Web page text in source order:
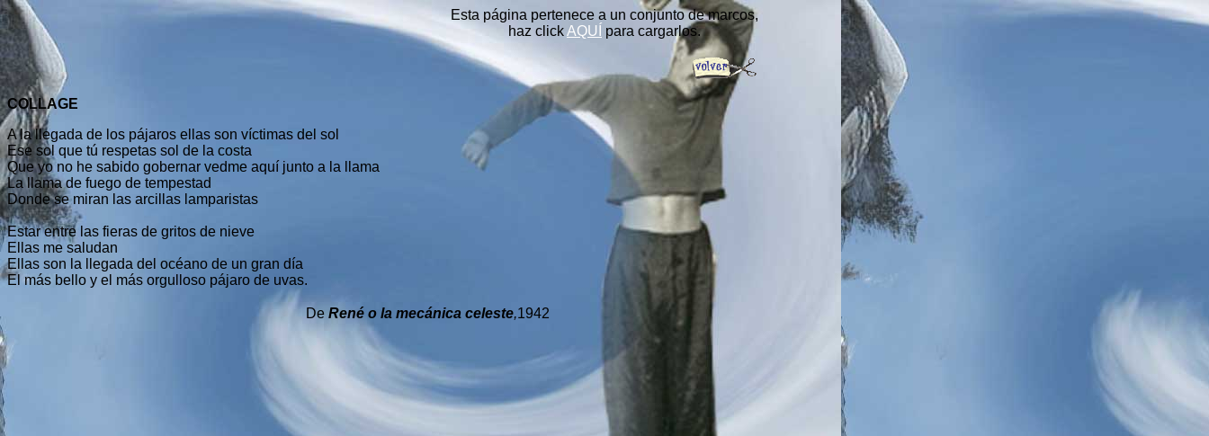
Esta página pertenece a un conjunto de marcos,
haz clickAQUÍ para cargarlos.
COLLAGE
A la llegada de los pájaros ellas son víctimas del sol
Ese sol que tú respetas sol de la costa
Que yo no he sabido gobernar vedme aquí junto a la llama
La llama de fuego de tempestad
Donde se miran las arcillas lamparistas
Estar entre las fieras de gritos de nieve
Ellas me saludan
Ellas son la llegada del océano de un gran día
El más bello y el más orgulloso pájaro de uvas.
De René o la mecánica celeste,1942